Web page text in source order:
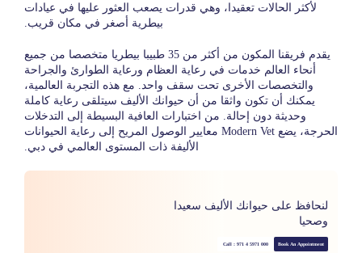
لأكثر الحالات تعقيدا، وهي قدرات يصعب العثور عليها في عيادات
بيطرية أصغر في مكان قريب.
يقدم فريقنا المكون من أكثر من 35 طبيبا بيطريا متخصصا من جميع
أنحاء العالم خدمات في رعاية العظام ورعاية الطوارئ والجراحة
والتخصصات الأخرى تحت سقف واحد. مع هذه التجربة العالمية،
يمكنك أن تكون واثقا من أن حيوانك الأليف سيتلقى رعاية كاملة
وحديثة دون إحالة. من اختبارات العافية البسيطة إلى التدخلات
الحرجة، يضع Modern Vet معايير الوصول المريح إلى رعاية الحيوانات
الأليفة ذات المستوى العالمي في دبي.
لنحافظ على حيوانك الأليف سعيدا
وصحيا
Book An Appointment
Call : 971 4 5971 000